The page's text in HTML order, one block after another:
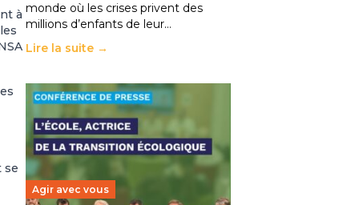
à
se
monde où les crises privent des
millions d’enfants de leur…
Lire la suite →
Agir avec vous